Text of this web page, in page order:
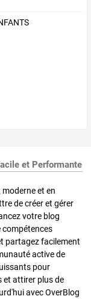
et Performante
et en
de créer et gérer
votre blog
compétences
partagez facilement
active de
pour
et attirer plus de
avec OverBlog